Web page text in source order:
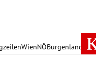
WienNÖBurgenland